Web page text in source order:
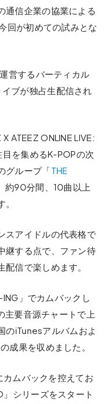
通信企業の協業による
回が初めての試みとな
営するバーティカル
イブが独占生配信され
ATEEZ ONLINE LIVE:
を集めるK-POPの次
グループ「THE
約90分間、10曲以上
スアイドルの代表格で
継する点で、ファン待
信で楽しめます。
」でカムバックし
主要音源チャートで上
のiTunesアルバムおよ
成果を収めました。
カムバックを控えてお
シリーズをスタート